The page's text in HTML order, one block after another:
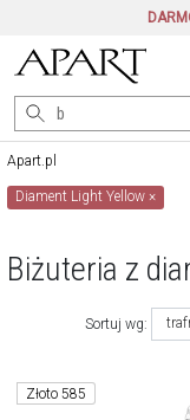
Apart.pl
Diament Light Yellow×
Biżuteria z
Sortuj wg:
Złoto 585